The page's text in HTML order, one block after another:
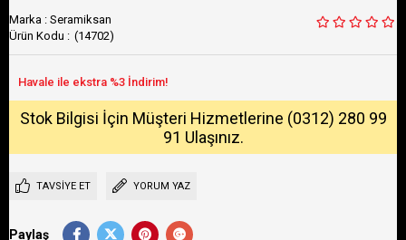
Marka : Seramiksan
(14702)
Stok Bilgisi İçin Müşteri Hizmetlerine (0312) 280 99
91 Ulaşınız.
TAVSIYE ET YORUM YAZ
Paylaş